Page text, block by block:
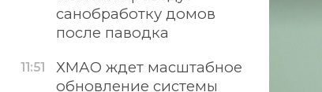
санобработку домов
после паводка
11:51
ХМАО ждет масштабное
обновление системы